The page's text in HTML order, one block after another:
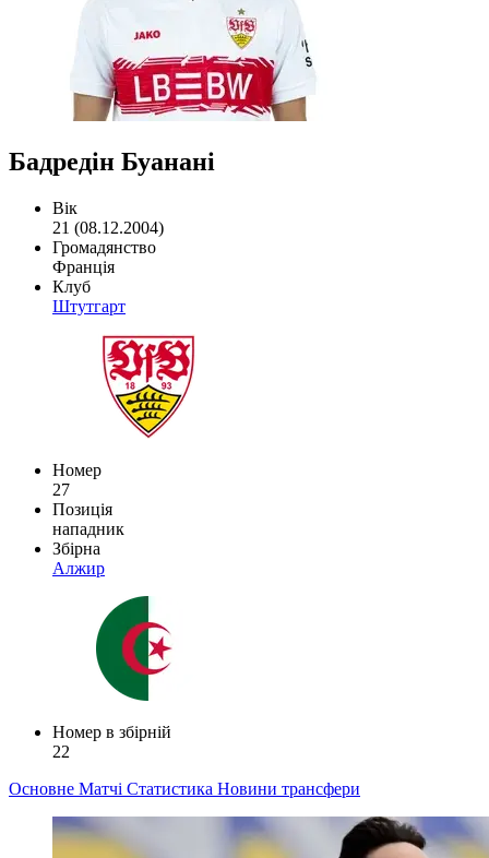
Бадредін Буанані
Вік
21 (08.12.2004)
Громадянство
Франція
Клуб
Штутгарт
Номер
27
Позиція
нападник
Збірна
Алжир
Номер в збірній
22
Основне Матчі Статистика Новини трансфери